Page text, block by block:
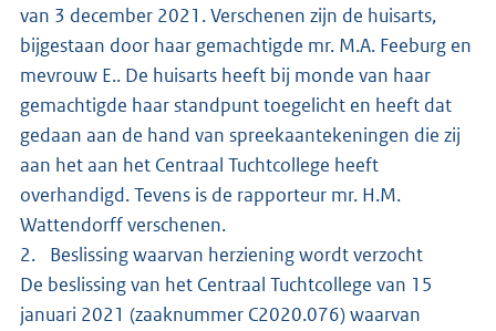
van 3 december 2021. Verschenen zijn de huisarts,
bijgestaan door haar gemachtigde mr. M.A. Feeburg en
mevrouw E.. De huisarts heeft bij monde van haar
gemachtigde haar standpunt toegelicht en heeft dat
gedaan aan de hand van spreekaantekeningen die zij
aan het aan het Centraal Tuchtcollege heeft
overhandigd. Tevens is de rapporteur mr. H.M.
Wattendorff verschenen.
2. Beslissing waarvan herziening wordt verzocht
De beslissing van het Centraal Tuchtcollege van 15
januari 2021 (zaaknummer C2020.076) waarvan